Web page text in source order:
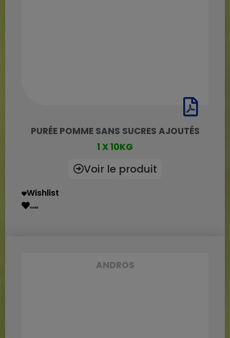
PURÉE POMME SANS SUCRES AJOUTÉS
1 X 10KG
Voir le produit
Wishlist
Wishlist
ANDROS